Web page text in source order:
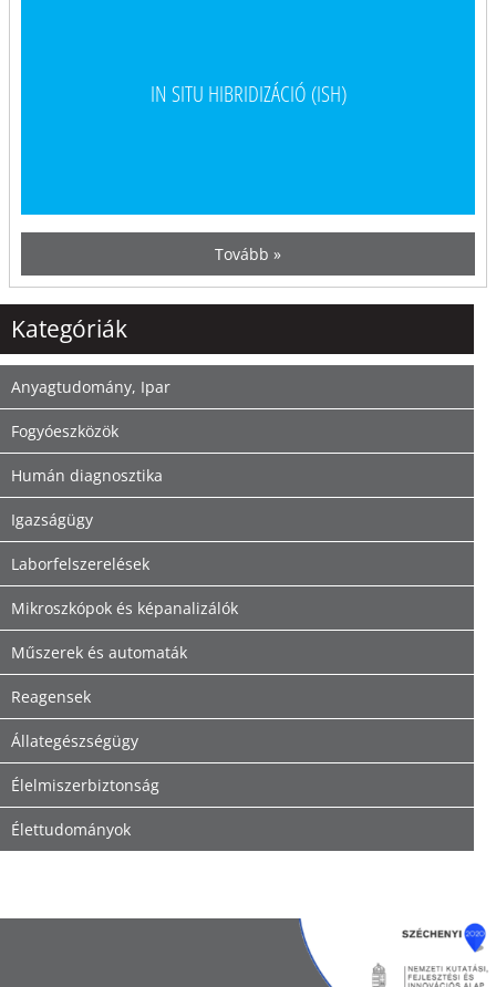
Kategóriák
Anyagtudomány, Ipar
Fogyóeszközök
Humán diagnosztika
Igazságügy
Laborfelszerelések
Mikroszkópok és képanalizálók
Műszerek és automaták
Reagensek
Állategészségügy
Élelmiszerbiztonság
Élettudományok
IN SITU HIBRIDIZÁCIÓ (ISH)
Tovább »
Image